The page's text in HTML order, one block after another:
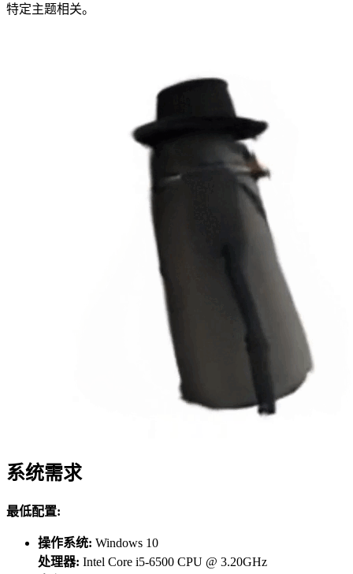
特定主题相关。
系统需求
最低配置:
操作系统: Windows 10
处理器: Intel Core i5-6500 CPU @ 3.20GHz